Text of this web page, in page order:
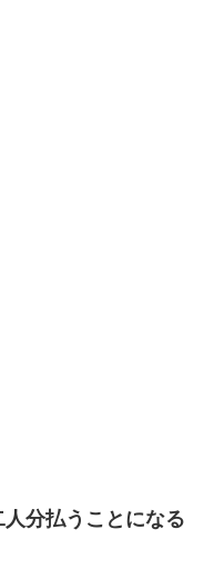
分払うことになる